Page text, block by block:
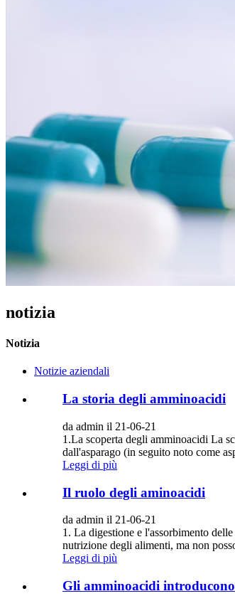
notizia
Notizia
Notizie aziendali
La storia degli amminoacidi
da admin il 21-06-21
1.La scoperta degli amminoacidi La
dall'asparago (in seguito noto come
Leggi di più
Il ruolo degli aminoacidi
da admin il 21-06-21
1. La digestione e l'assorbimento
nutrizione degli alimenti, ma non
Leggi di più
Gli amminoacidi introducono